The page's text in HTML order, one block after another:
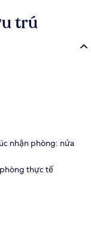
trú
nhận phòng: nửa
thực tế